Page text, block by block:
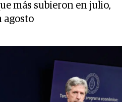
más subieron en julio,
agosto